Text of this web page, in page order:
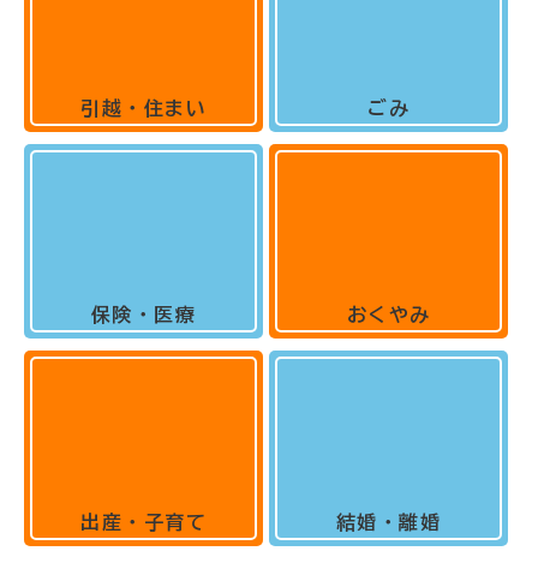
引越・住まい
保険・医療
出産・子育て
ごみ
おくやみ
結婚・離婚